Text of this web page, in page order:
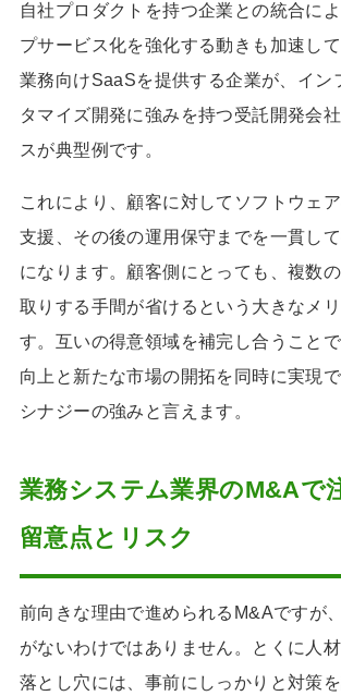
自社プロダクトを持つ企業との統合に
プサービス化を強化する動きも加速し
業務向けSaaSを提供する企業が、イン
タマイズ開発に強みを持つ受託開発会
スが典型例です。
これにより、顧客に対してソフトウェ
支援、その後の運用保守までを一貫し
になります。顧客側にとっても、複数
取りする手間が省けるという大きなメ
す。互いの得意領域を補完し合うこと
向上と新たな市場の開拓を同時に実現
シナジーの強みと言えます。
業務システム業界のM&Aで
留意点とリスク
前向きな理由で進められるM&Aですが
がないわけではありません。とくに人
落とし穴には、事前にしっかりと対策